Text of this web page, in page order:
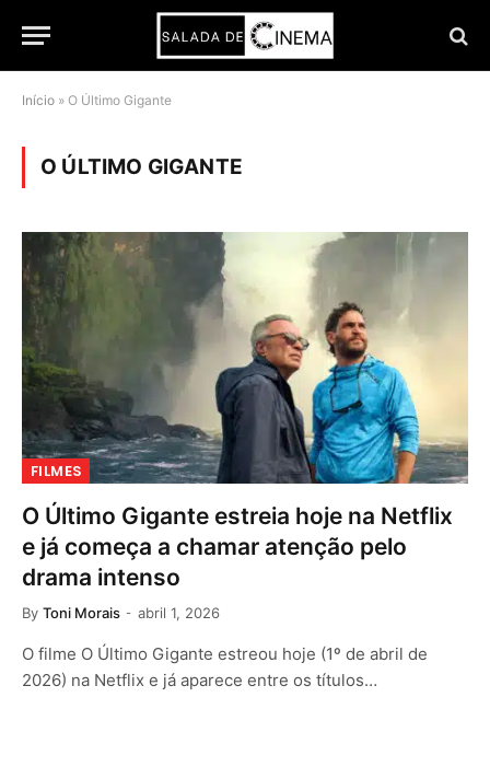
Início » O Último Gigante
O ÚLTIMO GIGANTE
FILMES
O Último Gigante estreia hoje na Netflix
e já começa a chamar atenção pelo
drama intenso
By Toni Morais abril 1, 2026
O filme O Último Gigante estreou hoje (1º de abril de
2026) na Netflix e já aparece entre os títulos…